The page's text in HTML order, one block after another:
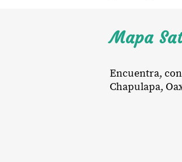
Mapa
Encuentra,
Chapulapa,